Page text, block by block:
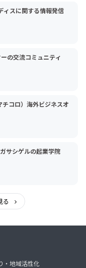
スに関する情報発信
の交流コミュニティ
コロ）海外ビジネスオ
サシゲルの起業学院
る
・地域活性化